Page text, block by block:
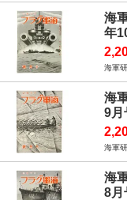
海
年
海軍
海
9月
海軍
海
8月